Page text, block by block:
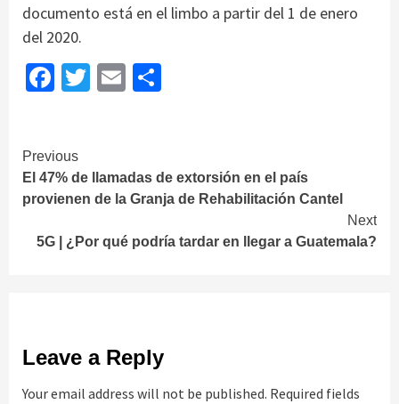
documento está en el limbo a partir del 1 de enero
del 2020.
Facebook
Twitter
Email
Continue
Reading
Previous
El 47% de llamadas de extorsión en el país
provienen de la Granja de Rehabilitación Cantel
Next
5G | ¿Por qué podría tardar en llegar a Guatemala?
Leave a Reply
Your email address will not be published. Required fields